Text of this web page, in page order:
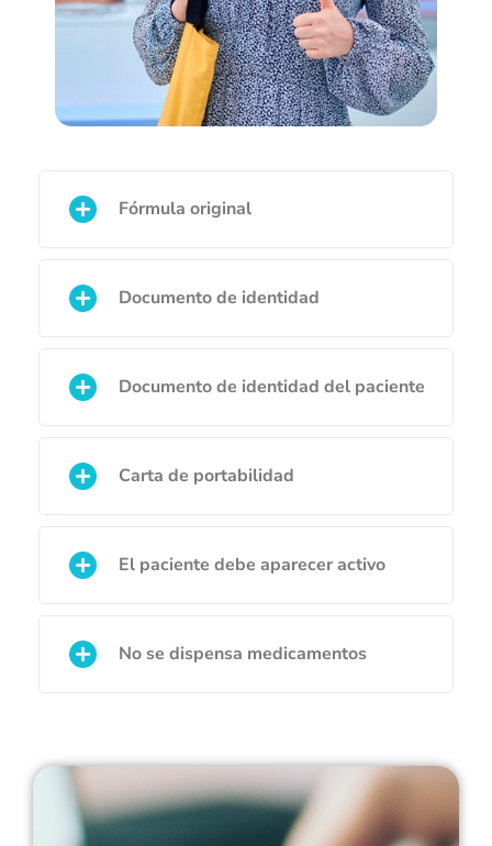
Fórmula original
Documento de identidad
Documento de identidad del paciente
Carta de portabilidad
El paciente debe aparecer activo
No se dispensa medicamentos